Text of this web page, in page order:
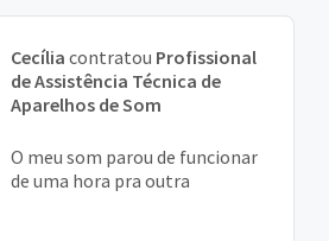
Cecília contratou Profissional
de Assistência Técnica de
Aparelhos de Som
O meu som parou de funcionar
de uma hora pra outra